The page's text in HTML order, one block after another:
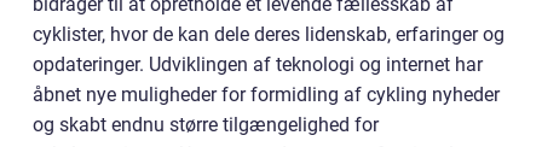
cyklister, hvor de kan dele deres lidenskab, erfaringer og
opdateringer. Udviklingen af teknologi og internet har
åbnet nye muligheder for formidling af cykling nyheder
og skabt endnu større tilgængelighed for